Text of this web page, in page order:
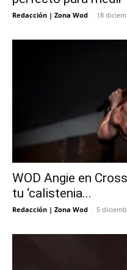
Redacción | Zona Wod - 18
WOD Angie en
tu ‘calistenia...
Redacción | Zona Wod - 5